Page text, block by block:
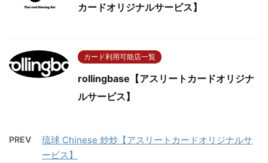
カードオリジナルサービス】
カード利用可能店一覧
rollingbase【アスリートカードオリジナ
ルサービス】
PREV
琉球 Chinese 炒炒【アスリートカードオリジナルサ
ービス】